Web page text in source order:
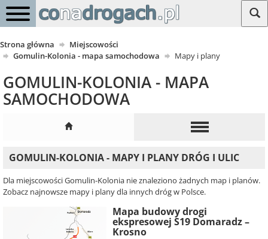
Strona główna
Miejscowości
Gomulin-Kolonia - mapa samochodowa
Mapy i plany
GOMULIN-KOLONIA - MAPA
SAMOCHODOWA
GOMULIN-KOLONIA - MAPY I PLANY DRÓG I ULIC
Dla miejscowości Gomulin-Kolonia nie znaleziono żadnych map i planów.
Zobacz najnowsze mapy i plany dla innych dróg w Polsce.
Mapa budowy drogi
ekspresowej S19 Domaradz –
Krosno